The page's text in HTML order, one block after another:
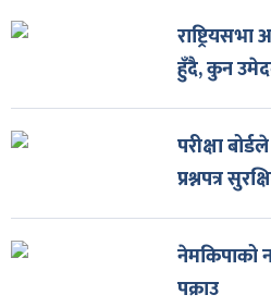
हुँदै, कुन
परीक्षा
प्रश्नपत्र
नेमकिपाको
पक्राउ